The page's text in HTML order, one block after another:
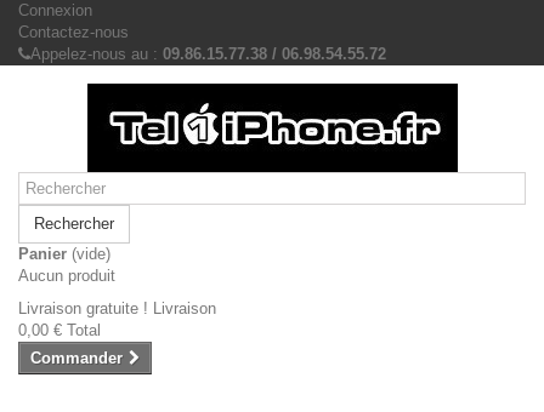
Connexion
Contactez-nous
Appelez-nous au : 09.86.15.77.38 / 06.98.54.55.72
Rechercher
Panier (vide)
Aucun produit
Livraison gratuite ! Livraison
0,00 € Total
Commander